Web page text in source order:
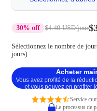
30% off $4.40 USD/jour
Sélectionnez le nombre de
jours)
Acheter
Vous avez profité de la
et vous pouvez en profiter
Service
Le processus de